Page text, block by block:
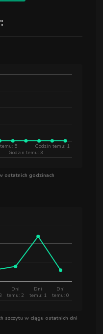
5
Godzin temu: 3
Godzin temu: 1
ostatnich godzinach
temu: 2
Dni
temu: 1
Dni
temu: 0
Dni
szczytu w ciągu ostatnich dni